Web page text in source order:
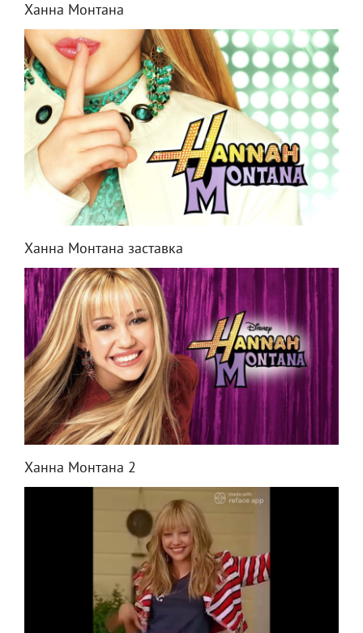
Ханна Монтана
Ханна Монтана заставка
Ханна Монтана 2